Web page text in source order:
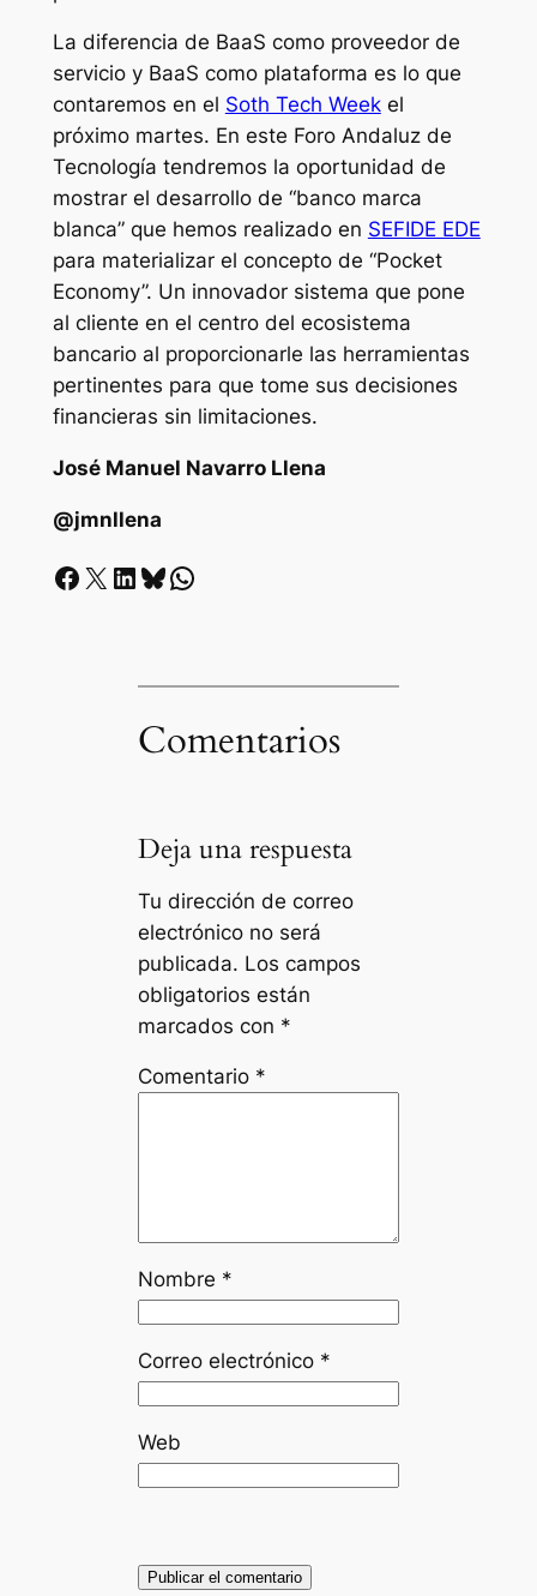
La diferencia de BaaS como proveedor de
servicio y BaaS como plataforma es lo que
contaremos en el Soth Tech Weekel
próximo martes. En este Foro Andaluz de
Tecnología tendremos la oportunidad de
mostrar el desarrollo de “banco marca
blanca” que hemos realizado en SEFIDE EDE
para materializar el concepto de “Pocket
Economy”. Un innovador sistema que pone
al cliente en el centro del ecosistema
bancario al proporcionarle las herramientas
pertinentes para que tome sus decisiones
financieras sin limitaciones.
José Manuel Navarro Llena
@jmnllena
Facebook X LinkedIn Bluesky Whatsapp
Comentarios
Deja una respuesta
Tu dirección de correo
electrónico no será
publicada. Los campos
obligatorios están
marcados con *
Comentario *
Nombre *
Correo electrónico *
Web